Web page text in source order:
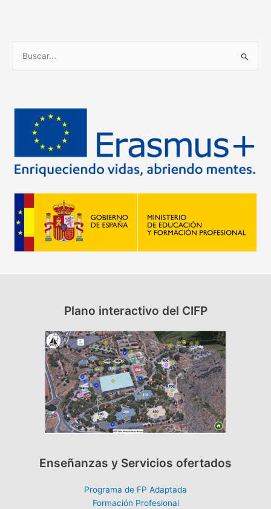
c
p
o
Plano interactivo del CIFP
Enseñanzas y Servicios ofertados
Programa de FP Adaptada
Formación Profesional